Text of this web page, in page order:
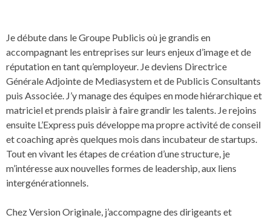
Je débute dans le Groupe Publicis où je grandis en
accompagnant les entreprises sur leurs enjeux d’image et de
réputation en tant qu’employeur. Je deviens Directrice
Générale Adjointe de Mediasystem et de Publicis Consultants
puis Associée. J’y manage des équipes en mode hiérarchique et
matriciel et prends plaisir à faire grandir les talents. Je rejoins
ensuite L’Express puis développe ma propre activité de conseil
et coaching après quelques mois dans incubateur de startups.
Tout en vivant les étapes de création d’une structure, je
m’intéresse aux nouvelles formes de leadership, aux liens
intergénérationnels.
Chez Version Originale, j’accompagne des dirigeants et